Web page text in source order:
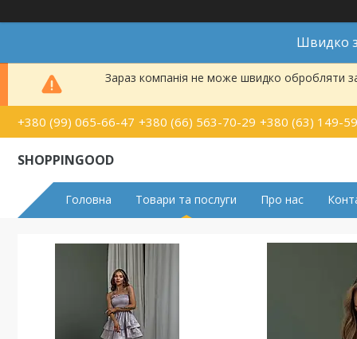
Швидко
Зараз компанія не може швидко обробляти
+380 (99) 065-66-47 +380 (66) 563-70-29 +380 (63) 149-
SHOPPINGOOD
Головна Товари та послуги Про нас